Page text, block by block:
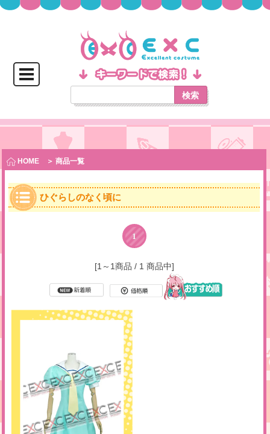
検索
HOME ＞ 商品一覧
ひぐらしのなく頃に
1
[1～1商品 / 1 商品中]